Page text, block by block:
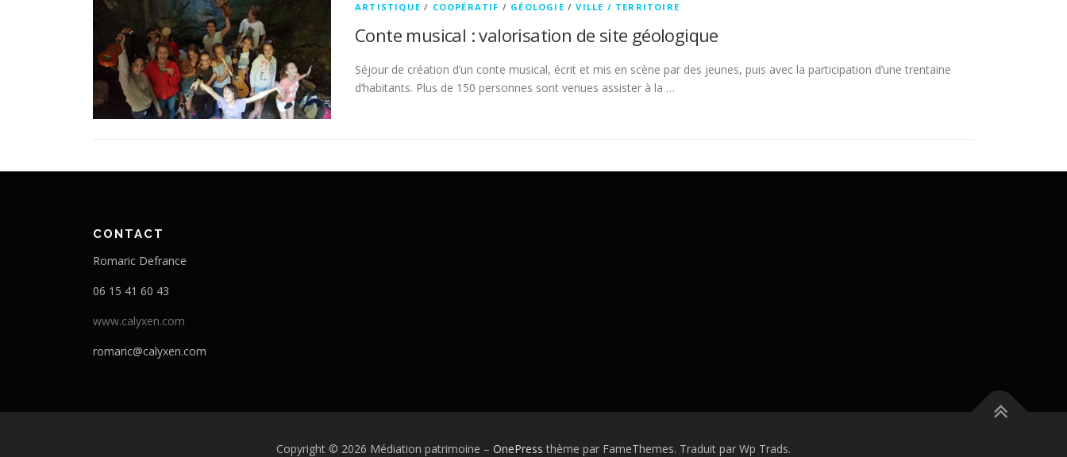
ARTISTIQUE / COOPÉRATIF / GÉOLOGIE /VILLE / TERRITOIRE
Conte musical : valorisation de site géologique
Séjour de création d’un conte musical, écrit et mis en scène par des jeunes, puis avec la participation d’une trentaine
d’habitants. Plus de 150 personnes sont venues assister à la …
CONTACT
Romaric Defrance
06 15 41 60 43
www.calyxen.com
romaric@calyxen.com
Copyright © 2026 Médiation patrimoine – OnePress thème par FameThemes. Traduit par Wp Trads.